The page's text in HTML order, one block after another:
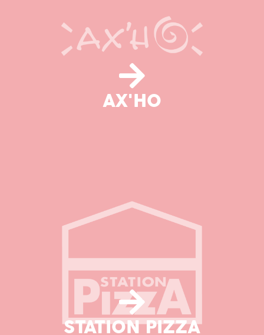
AX'HO
STATION PIZZA